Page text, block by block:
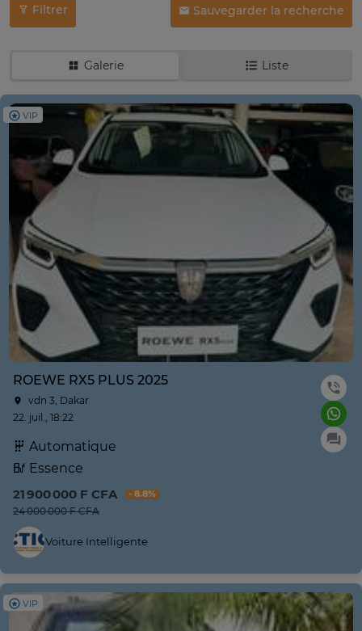
Filtrer Sauvegarder la recherche
Galerie Liste
VIP
ROEWE RX5 PLUS 2025
vdn 3, Dakar
22. juil., 18:22
Automatique
Essence
21 900 000 F CFA
- 8.8%
24 000 000 F CFA
Voiture Intelligente
VIP